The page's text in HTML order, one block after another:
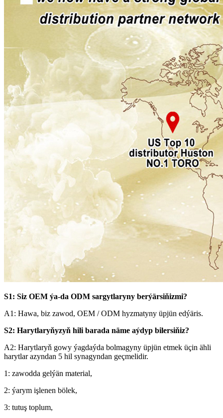
S1: Siz OEM ýa-da ODM sargytlaryny berýärsiňizmi?
A1: Hawa, biz zawod, OEM / ODM hyzmatyny üpjün edýäris.
S2: Harytlaryňyzyň hili barada näme aýdyp bilersiňiz?
A2: Harytlaryň gowy ýagdaýda bolmagyny üpjün etmek üçin ähli
harytlar azyndan 5 hil synagyndan geçmelidir.
1: zawodda gelýän material,
2: ýarym işlenen bölek,
3: tutuş toplum,